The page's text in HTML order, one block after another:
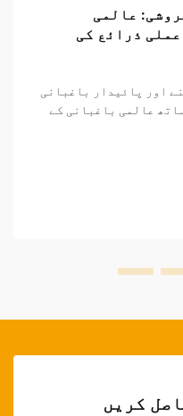
عالمی
ذرائع کی
اور پائیدار باغبانی
عالمی باغبانی کے
کو سمجھنا...
کریں